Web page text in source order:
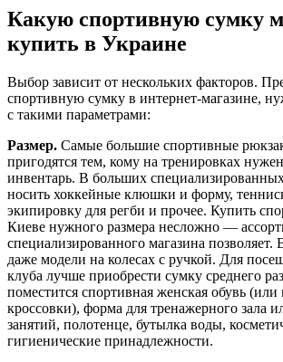
Какую спортивную сумку
купить в Украине
Выбор зависит от нескольких факторов.
спортивную сумку в интернет-магазине,
с такими параметрами:
Размер. Самые большие спортивные
пригодятся тем, кому на тренировках
инвентарь. В больших
носить хоккейные клюшки и форму,
экипировку для регби и прочее. Купить
Киеве нужного размера несложно —
специализированного магазина позволяет.
даже модели на колесах с ручкой. Для
клуба лучше приобрести сумку среднего
поместится спортивная женская обувь
кроссовки), форма для тренажерного зала
занятий, полотенце, бутылка воды,
гигиенические принадлежности.